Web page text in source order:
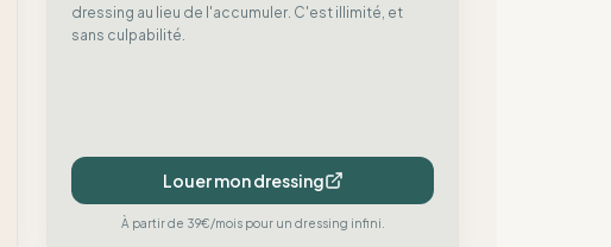
dressing au lieu de l'accumuler. C'est illimité, et
sans culpabilité.
Louer mon dressing
À partir de 39€/mois pour un dressing infini.